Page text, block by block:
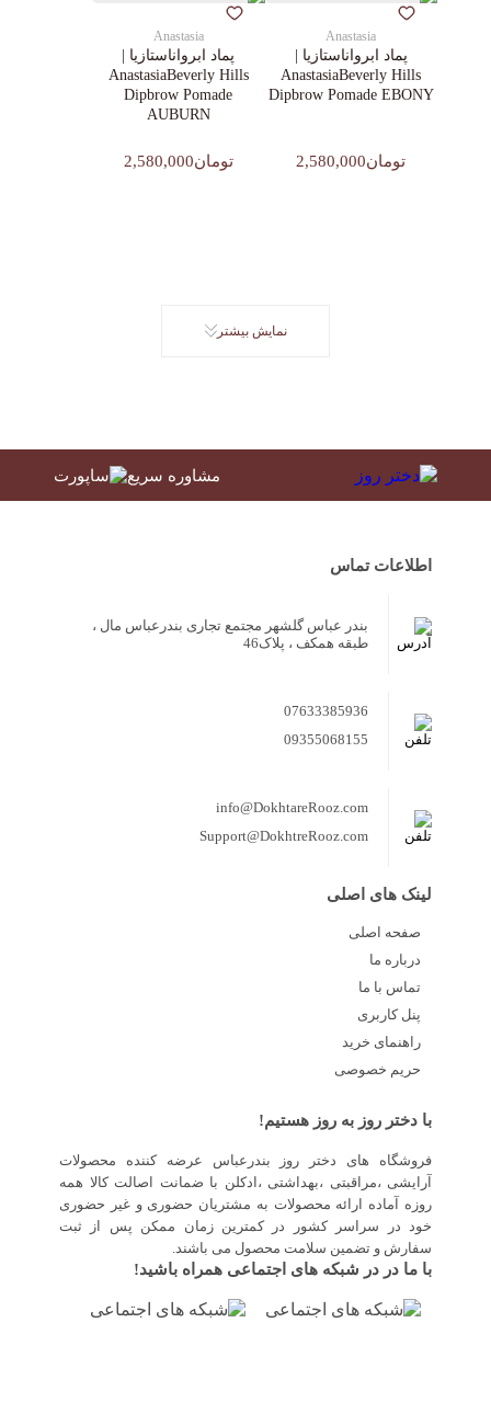
Anastasia
پماد ابرواناستازیا |
AnastasiaBeverly Hills
Dipbrow Pomade EBONY
تومان2,580,000
Anastasia
پماد ابرواناستازیا |
AnastasiaBeverly Hills
Dipbrow Pomade
AUBURN
تومان2,580,000
نمایش بیشتر
مشاوره سریع
اطلاعات تماس
بندر عباس گلشهر مجتمع تجاری بندرعباس مال ،
طبقه همکف ، پلاک46
07633385936
09355068155
info@DokhtareRooz.com
Support@DokhtreRooz.com
لینک های اصلی
صفحه اصلی
درباره ما
تماس با ما
پنل کاربری
راهنمای خرید
حریم خصوصی
با دختر روز به روز هستیم!
فروشگاه های دختر روز بندرعباس عرضه کننده محصولات
آرایشی ،مراقبتی ،بهداشتی ،ادکلن با ضمانت اصالت کالا همه
روزه آماده ارائه محصولات به مشتریان حضوری و غیر حضوری
خود در سراسر کشور در کمترین زمان ممکن پس از ثبت
سفارش و تضمین سلامت محصول می باشند.
با ما در در شبکه های اجتماعی همراه باشید!